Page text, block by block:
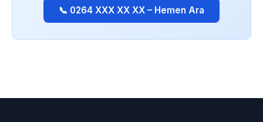
📞 0264 XXX XX XX – Hemen Ara